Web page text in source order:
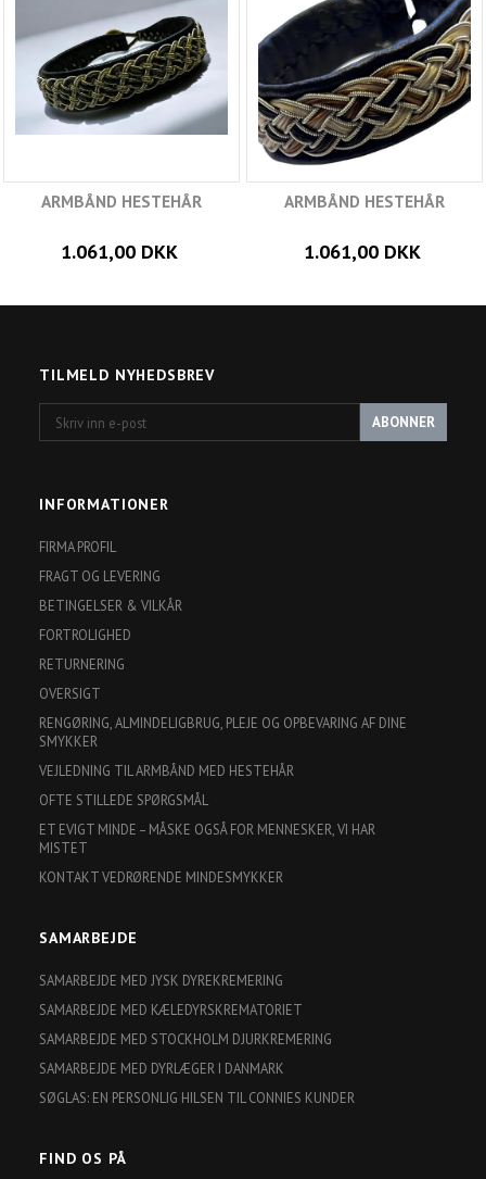
ARMBÅND HESTEHÅR
1.061,00 DKK
ARMBÅND HESTEHÅR
1.061,00 DKK
TILMELD NYHEDSBREV
ABONNER
INFORMATIONER
FIRMA PROFIL
FRAGT OG LEVERING
BETINGELSER & VILKÅR
FORTROLIGHED
RETURNERING
OVERSIGT
RENGØRING, ALMINDELIGBRUG, PLEJE OG OPBEVARING AF DINE
SMYKKER
VEJLEDNING TIL ARMBÅND MED HESTEHÅR
OFTE STILLEDE SPØRGSMÅL
ET EVIGT MINDE – MÅSKE OGSÅ FOR MENNESKER, VI HAR
MISTET
KONTAKT VEDRØRENDE MINDESMYKKER
SAMARBEJDE
SAMARBEJDE MED JYSK DYREKREMERING
SAMARBEJDE MED KÆLEDYRSKREMATORIET
SAMARBEJDE MED STOCKHOLM DJURKREMERING
SAMARBEJDE MED DYRLÆGER I DANMARK
SØGLAS: EN PERSONLIG HILSEN TIL CONNIES KUNDER
FIND OS PÅ